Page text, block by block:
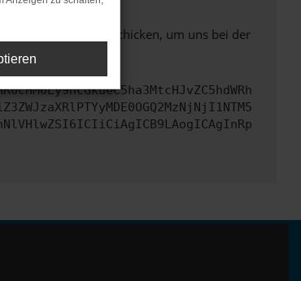
uns diesen Text schicken, um uns bei der